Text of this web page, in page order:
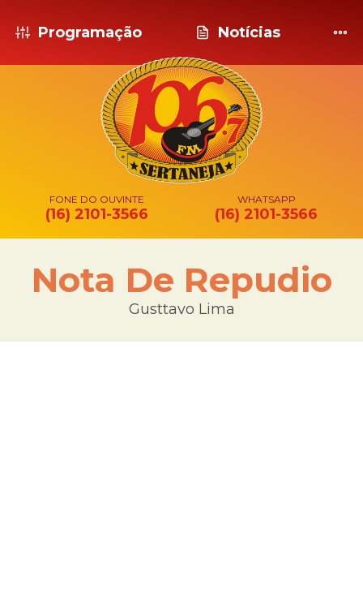
Programação Notícias
FONE DO OUVINTE
(16) 2101-3566
WHATSAPP
(16) 2101-3566
Nota De Repudio
Gusttavo Lima